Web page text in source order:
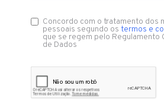
Concordo com o tratamento dos
pessoais segundo ostermos e
que se regem pelo Regulamento
de Dados